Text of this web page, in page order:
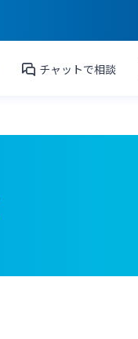
チャットで相談